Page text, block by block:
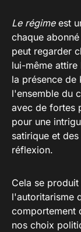
Le régimeest
chaque
peut regarder
lui-même attire
la présence de
l'ensemble du
avec de fortes
pour une
satirique et
réflexion.
Cela se
l'autoritarisme
comportement
nos choix